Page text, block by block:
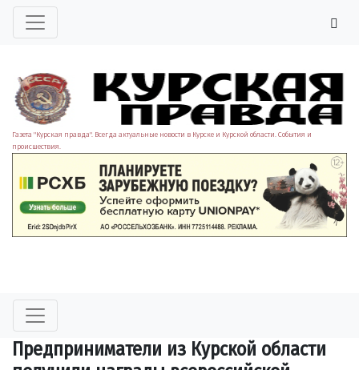
Газета "Курская правда". Всегда актуальные новости в Курске и Курской области. События и
происшествия.
Предприниматели из Курской области